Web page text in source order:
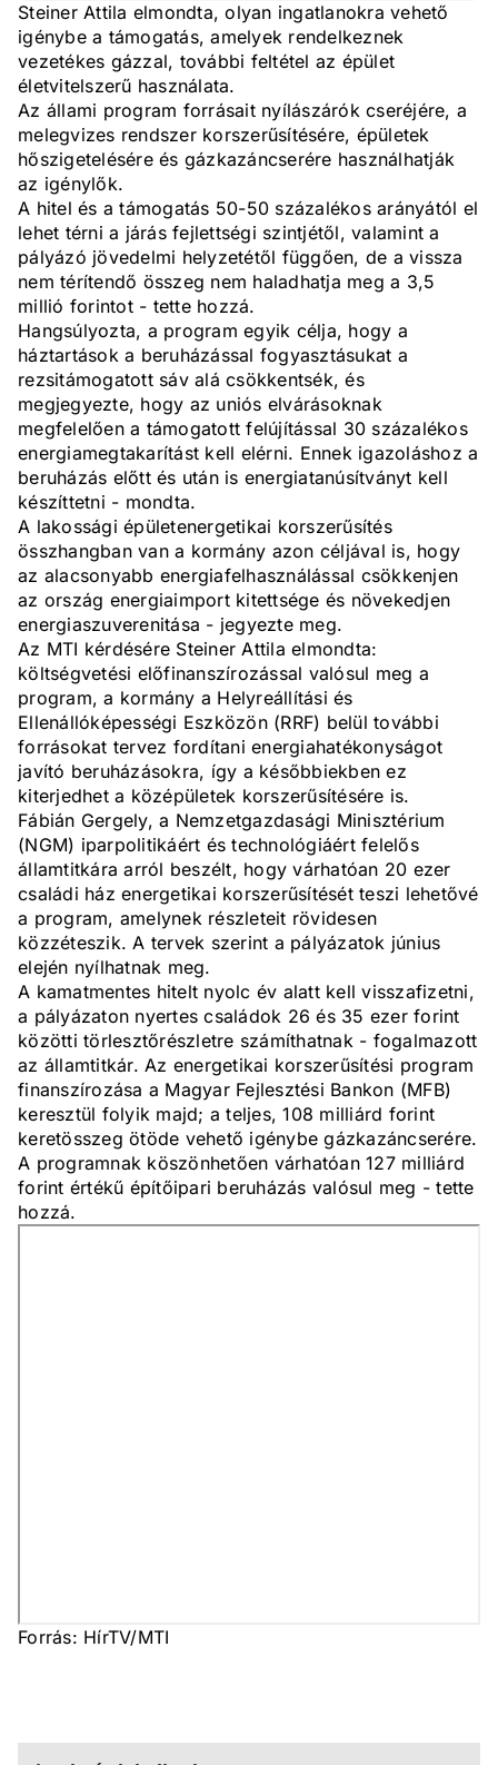
Steiner Attila elmondta, olyan ingatlanokra vehető
igénybe a támogatás, amelyek rendelkeznek
vezetékes gázzal, további feltétel az épület
életvitelszerű használata.
Az állami program forrásait nyílászárók cseréjére, a
melegvizes rendszer korszerűsítésére, épületek
hőszigetelésére és gázkazáncserére használhatják
az igénylők.
A hitel és a támogatás 50-50 százalékos arányától el
lehet térni a járás fejlettségi szintjétől, valamint a
pályázó jövedelmi helyzetétől függően, de a vissza
nem térítendő összeg nem haladhatja meg a 3,5
millió forintot - tette hozzá.
Hangsúlyozta, a program egyik célja, hogy a
háztartások a beruházással fogyasztásukat a
rezsitámogatott sáv alá csökkentsék, és
megjegyezte, hogy az uniós elvárásoknak
megfelelően a támogatott felújítással 30 százalékos
energiamegtakarítást kell elérni. Ennek igazoláshoz a
beruházás előtt és után is energiatanúsítványt kell
készíttetni - mondta.
A lakossági épületenergetikai korszerűsítés
összhangban van a kormány azon céljával is, hogy
az alacsonyabb energiafelhasználással csökkenjen
az ország energiaimport kitettsége és növekedjen
energiaszuverenitása - jegyezte meg.
Az MTI kérdésére Steiner Attila elmondta:
költségvetési előfinanszírozással valósul meg a
program, a kormány a Helyreállítási és
Ellenállóképességi Eszközön (RRF) belül további
forrásokat tervez fordítani energiahatékonyságot
javító beruházásokra, így a későbbiekben ez
kiterjedhet a középületek korszerűsítésére is.
Fábián Gergely, a Nemzetgazdasági Minisztérium
(NGM) iparpolitikáért és technológiáért felelős
államtitkára arról beszélt, hogy várhatóan 20 ezer
családi ház energetikai korszerűsítését teszi lehetővé
a program, amelynek részleteit rövidesen
közzéteszik. A tervek szerint a pályázatok június
elején nyílhatnak meg.
A kamatmentes hitelt nyolc év alatt kell visszafizetni,
a pályázaton nyertes családok 26 és 35 ezer forint
közötti törlesztőrészletre számíthatnak - fogalmazott
az államtitkár. Az energetikai korszerűsítési program
finanszírozása a Magyar Fejlesztési Bankon (MFB)
keresztül folyik majd; a teljes, 108 milliárd forint
keretösszeg ötöde vehető igénybe gázkazáncserére.
A programnak köszönhetően várhatóan 127 milliárd
forint értékű építőipari beruházás valósul meg - tette
hozzá.
Forrás: HírTV/MTI